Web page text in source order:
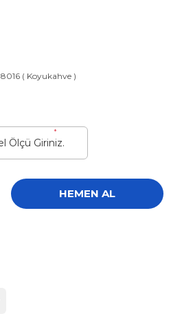
8016 ( Koyukahve )
*
HEMEN AL